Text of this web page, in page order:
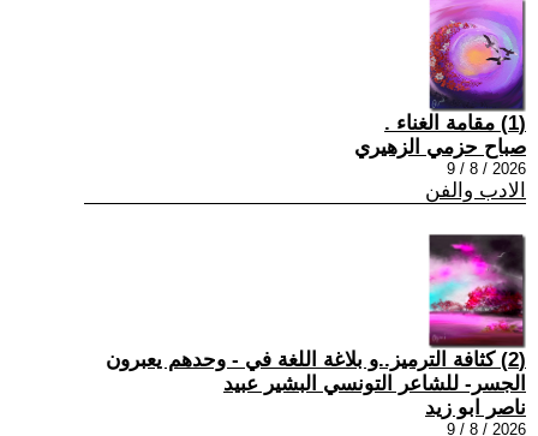
(1) مقامة الغناء .
صباح حزمي الزهيري
2026 / 8 / 9
الادب والفن
(2) كثافة الترميز..و بلاغة اللغة في - وحدهم يعبرون
الجسر- للشاعر التونسي البشير عبيد
ناصر ابو زيد
2026 / 8 / 9